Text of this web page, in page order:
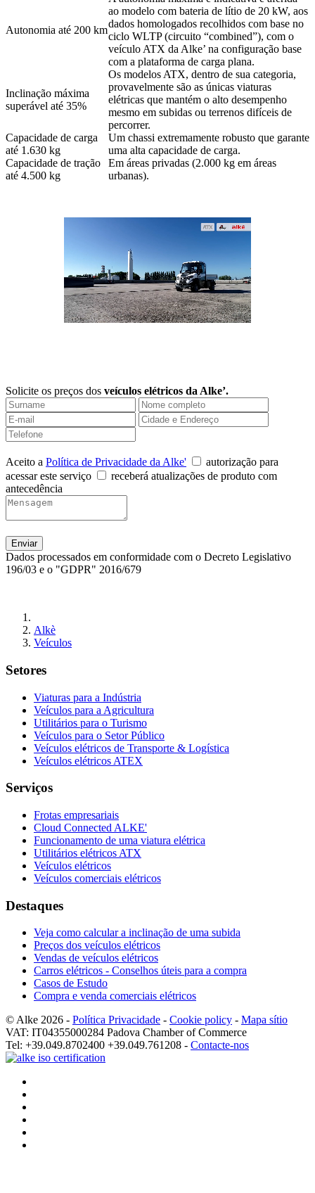
Autonomia até 200 km
ao modelo com bateria de lítio de 20 kW, aos
dados homologados recolhidos com base no
ciclo WLTP (circuito “combined”), com o
veículo ATX da Alke’ na configuração base
com a plataforma de carga plana.
Inclinação máxima
superável até 35%
Os modelos ATX, dentro de sua categoria,
provavelmente são as únicas viaturas
elétricas que mantém o alto desempenho
mesmo em subidas ou terrenos difíceis de
percorrer.
Capacidade de carga
até 1.630 kg
Um chassi extremamente robusto que garante
uma alta capacidade de carga.
Capacidade de tração
até 4.500 kg
Em áreas privadas (2.000 kg em áreas
urbanas).
Solicite os preços dos veículos elétricos da Alke’.
Aceito a Política de Privacidade da Alke'
autorização para
acessar este serviço
receberá atualizações de produto com
antecedência
Dados processados em conformidade com o Decreto Legislativo
196/03 e o "GDPR" 2016/679
Alkè
Veículos
Setores
Viaturas para a Indústria
Veículos para a Agricultura
Utilitários para o Turismo
Veículos para o Setor Público
Veículos elétricos de Transporte & Logística
Veículos elétricos ATEX
Serviços
Frotas empresariais
Cloud Connected ALKE'
Funcionamento de uma viatura elétrica
Utilitários elétricos ATX
Veículos elétricos
Veículos comerciais elétricos
Destaques
Veja como calcular a inclinação de uma subida
Preços dos veículos elétricos
Vendas de veículos elétricos
Carros elétricos - Conselhos úteis para a compra
Casos de Estudo
Compra e venda comerciais elétricos
© Alke 2026 - Política Privacidade - Cookie policy - Mapa sítio
VAT: IT04355000284 Padova Chamber of Commerce
Tel: +39.049.8702400 +39.049.761208 - Contacte-nos